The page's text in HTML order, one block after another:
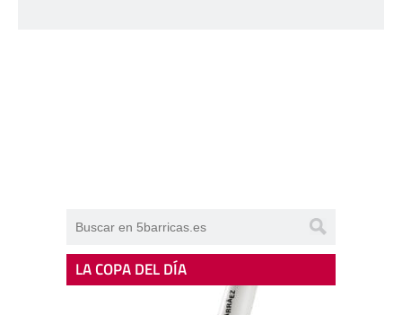
LA COPA DEL DÍA